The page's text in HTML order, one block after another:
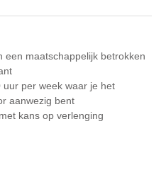
een maatschappelijk betrokken
per week waar je het
aanwezig bent
kans op verlenging